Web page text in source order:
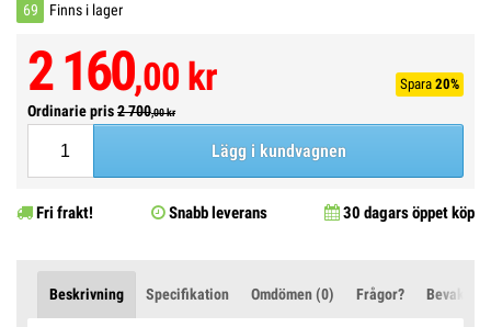
69 Finns i lager
2 160,00 kr
Ordinarie pris2 700,00 kr
Spara 20%
Lägg i kundvagnen
Fri frakt! Snabb leverans 30 dagars öppet köp
Beskrivning Specifikation Omdömen (0) Frågor? Bevaka